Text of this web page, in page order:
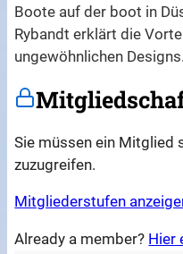
Boote auf der boot in
Rybandt erklärt die
ungewöhnlichen Designs.
Sie müssen ein Mitglied
zuzugreifen.
Mitgliederstufen
Already a member? Hier